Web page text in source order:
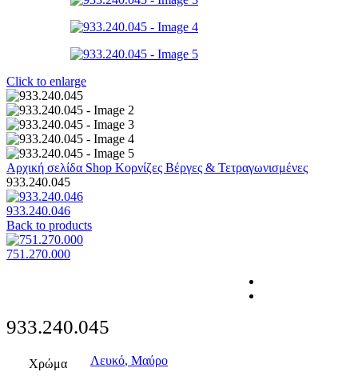
Click to enlarge
Αρχική σελίδα Shop Κορνίζες Βέργες & Τετραγωνισμένες
933.240.045
933.240.046
Back to products
751.270.000
933.240.045
Χρώμα Λευκό, Μαύρο